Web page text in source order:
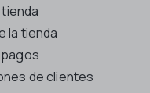
la tienda
de clientes